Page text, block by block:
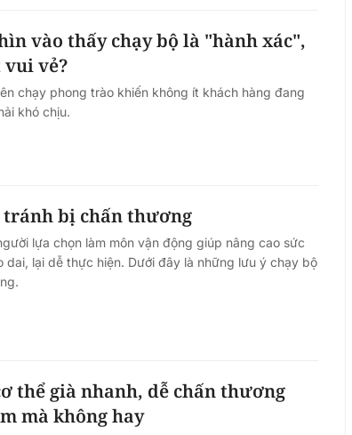
vào thấy chạy bộ là "hành xác",
vẻ?
chạy phong trào khiến không ít khách hàng đang
khó chịu.
tránh bị chấn thương
lựa chọn làm môn vận động giúp nâng cao sức
lại dễ thực hiện. Dưới đây là những lưu ý chạy bộ
thể già nhanh, dễ chấn thương
mà không hay